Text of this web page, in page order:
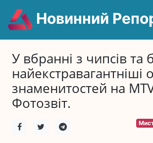
Новинний
У вбранні з чипсів та
найекстравагантніші
знаменитостей на
Фотозвіт.